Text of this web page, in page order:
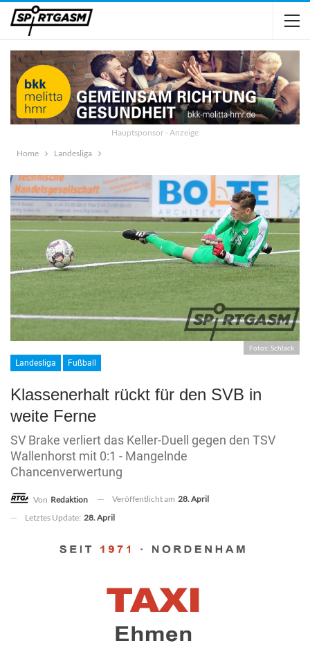
Hauptsponsor - Anzeige
Home
Landesliga
Fotos: Schlack
Landesliga Fußball
Klassenerhalt rückt für den SVB in
weite Ferne
SV Brake verliert das Keller-Duell gegen den TSV
Wallenhorst mit 0:1 - Mangelnde
Chancenverwertung
Von Redaktion Veröffentlicht am 28. April
Letztes Update: 28. April